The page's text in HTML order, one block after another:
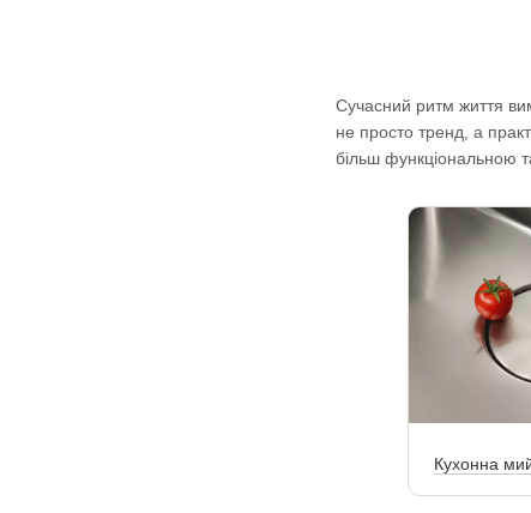
Сучасний ритм життя
не просто тренд, а
більш функціональною
Кухонна